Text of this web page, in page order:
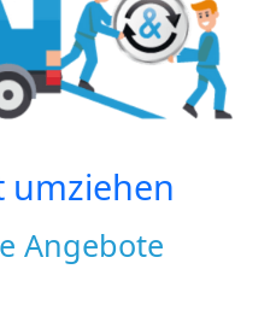
umziehen
Angebote